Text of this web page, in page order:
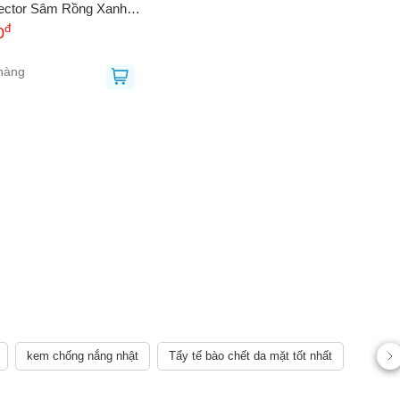
Sâm Rồng Xanh
đ
kem chống nắng nhật Tẩy tế bào chết da mặt tốt nhất